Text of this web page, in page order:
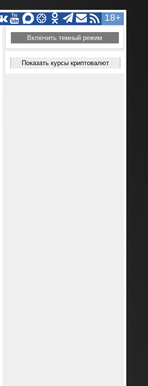
18+
Включить темный режим
Показать курсы криптовалют